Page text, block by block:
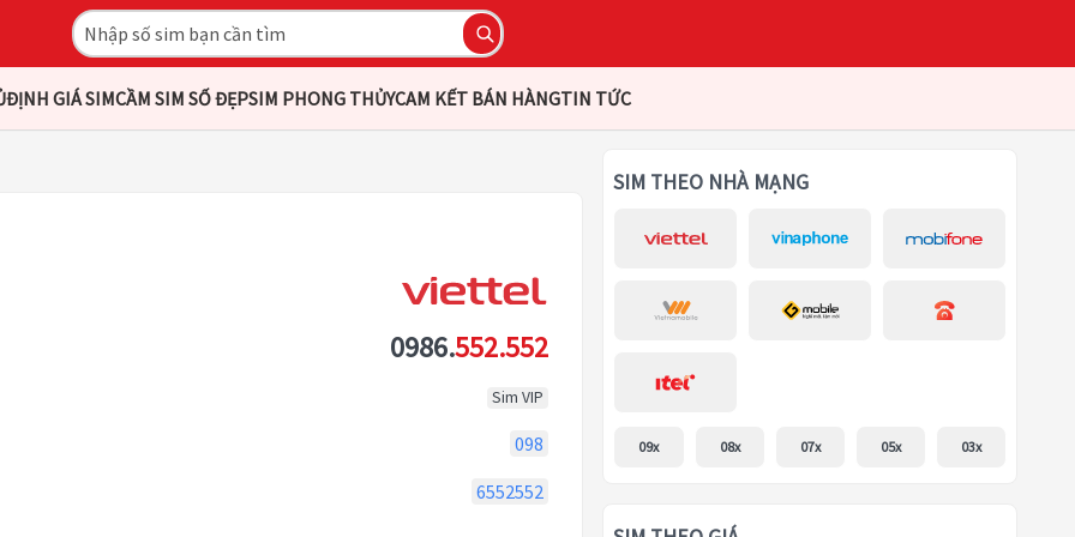
ĐỊNH GIÁ SIMCẦM SIM SỐ ĐẸPSIM PHONG THỦYCAM KẾT BÁN HÀNGTIN TỨC
0986.552.552
Sim VIP
098
6552552
SIM THEO NHÀ MẠNG
09x 08x 07x 05x 03x